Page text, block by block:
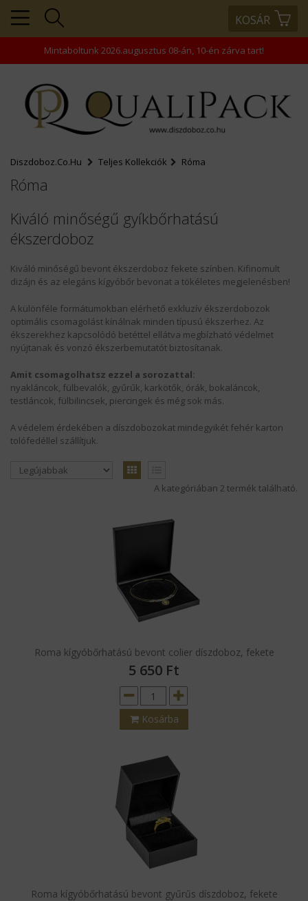
Mintaboltunk 2026.augusztus 08-án, 10-én zárva tart!
KOSÁR
+36203343866
+36203458445
+36202463938
rendeles@comptech-
KOSÁR
PROFIL
KÍNÁLATUNK
HÍREK
SZÁLLÍTÁS
MAGUNKRÓL
KAPCSOLAT
Diszdoboz.co.hu Teljes Kollekciók Róma
Róma
Kiváló minőségű gyíkbőrhatású
ékszerdoboz
Kiváló minőségű bevont ékszerdoboz fekete színben. Kifinomult
dizájn és az elegáns kígyóbőr bevonat a tökéletes megjelenésben!
A különféle formátumokban elérhető exkluzív ékszerdobozok
optimális csomagolást kínálnak minden típusú ékszerhez. Az
ékszerekhez kapcsolódó betéttel ellátva megbízható védelmet
nyújtanak és vonzó ékszerbemutatót biztosítanak.
Amit csomagolhatsz ezzel a sorozattal:
nyakláncok, fülbevalók, gyűrűk, karkötők, órák, bokaláncok,
testláncok, fülbilincsek, piercingek és még sok más.
A védelem érdekében a díszdobozokat mindegyikét fehér karton
tolófedéllel szállítjuk.
A kategóriában 2 termék található.
Roma kígyóbőrhatású bevont colier díszdoboz, fekete
5 650 Ft
Kosárba
Roma kígyóbőrhatású bevont gyűrűs díszdoboz, fekete